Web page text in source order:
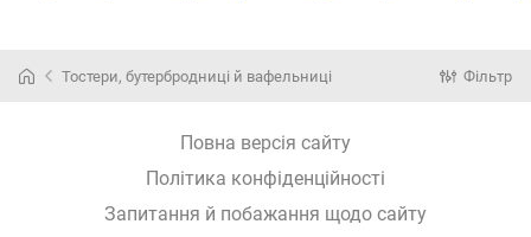
Тостери, бутербродниці й вафельниці Фільтр
Повна версія сайту
Політика конфіденційності
Запитання й побажання щодо сайту